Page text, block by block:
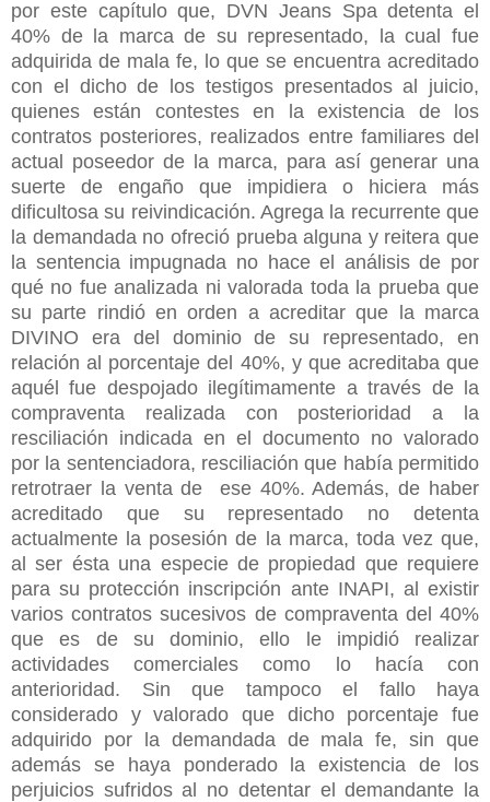
por este capítulo que, DVN Jeans Spa detenta el
40% de la marca de su representado, la cual fue
adquirida de mala fe, lo que se encuentra acreditado
con el dicho de los testigos presentados al juicio,
quienes están contestes en la existencia de los
contratos posteriores, realizados entre familiares del
actual poseedor de la marca, para así generar una
suerte de engaño que impidiera o hiciera más
dificultosa su reivindicación. Agrega la recurrente que
la demandada no ofreció prueba alguna y reitera que
la sentencia impugnada no hace el análisis de por
qué no fue analizada ni valorada toda la prueba que
su parte rindió en orden a acreditar que la marca
DIVINO era del dominio de su representado, en
relación al porcentaje del 40%, y que acreditaba que
aquél fue despojado ilegítimamente a través de la
compraventa realizada con posterioridad a la
resciliación indicada en el documento no valorado
por la sentenciadora, resciliación que había permitido
retrotraer la venta de ese 40%. Además, de haber
acreditado que su representado no detenta
actualmente la posesión de la marca, toda vez que,
al ser ésta una especie de propiedad que requiere
para su protección inscripción ante INAPI, al existir
varios contratos sucesivos de compraventa del 40%
que es de su dominio, ello le impidió realizar
actividades comerciales como lo hacía con
anterioridad. Sin que tampoco el fallo haya
considerado y valorado que dicho porcentaje fue
adquirido por la demandada de mala fe, sin que
además se haya ponderado la existencia de los
perjuicios sufridos al no detentar el demandante la